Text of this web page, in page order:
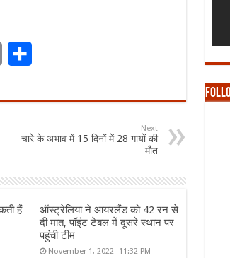
Print
Next
चारे के अभाव में 15 दिनों में 28 गायों की
मौत
हैं
ऑस्ट्रेलिया ने आयरलैंड को 42 रन से
दी मात, पॉइंट टेबल में दूसरे स्थान पर
पहुंची टीम
November 1, 2022- 11:32 PM